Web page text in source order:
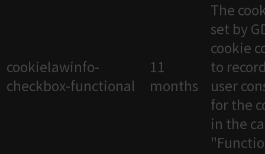
cookielawinfo-
checkbox-functional
11
months
The
set by
cookie
to
user
for the
in the